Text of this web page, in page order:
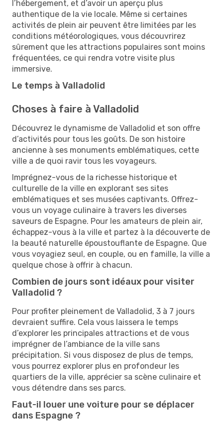
l’hébergement, et d’avoir un aperçu plus
authentique de la vie locale. Même si certaines
activités de plein air peuvent être limitées par les
conditions météorologiques, vous découvrirez
sûrement que les attractions populaires sont moins
fréquentées, ce qui rendra votre visite plus
immersive.
Le temps à Valladolid
Choses à faire à Valladolid
Découvrez le dynamisme de Valladolid et son offre
d’activités pour tous les goûts. De son histoire
ancienne à ses monuments emblématiques, cette
ville a de quoi ravir tous les voyageurs.
Imprégnez-vous de la richesse historique et
culturelle de la ville en explorant ses sites
emblématiques et ses musées captivants. Offrez-
vous un voyage culinaire à travers les diverses
saveurs de Espagne. Pour les amateurs de plein air,
échappez-vous à la ville et partez à la découverte de
la beauté naturelle époustouflante de Espagne. Que
vous voyagiez seul, en couple, ou en famille, la ville a
quelque chose à offrir à chacun.
Combien de jours sont idéaux pour visiter
Valladolid ?
Pour profiter pleinement de Valladolid, 3 à 7 jours
devraient suffire. Cela vous laissera le temps
d’explorer les principales attractions et de vous
imprégner de l’ambiance de la ville sans
précipitation. Si vous disposez de plus de temps,
vous pourrez explorer plus en profondeur les
quartiers de la ville, apprécier sa scène culinaire et
vous détendre dans ses parcs.
Faut-il louer une voiture pour se déplacer
dans Espagne ?